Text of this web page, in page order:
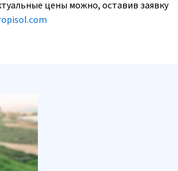
цены можно, оставив заявку